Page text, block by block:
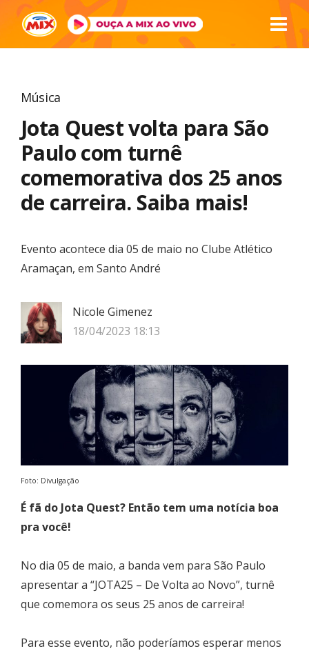
Música
Jota Quest volta para São
Paulo com turnê
comemorativa dos 25 anos
de carreira. Saiba mais!
Evento acontece dia 05 de maio no Clube Atlético
Aramaçan, em Santo André
Nicole Gimenez
18/04/2023 18:13
Foto: Divulgação
É fã do Jota Quest? Então tem uma notícia boa
pra você!
No dia 05 de maio, a banda vem para São Paulo
apresentar a “JOTA25 – De Volta ao Novo”, turnê
que comemora os seus 25 anos de carreira!
Para esse evento, não poderíamos esperar menos